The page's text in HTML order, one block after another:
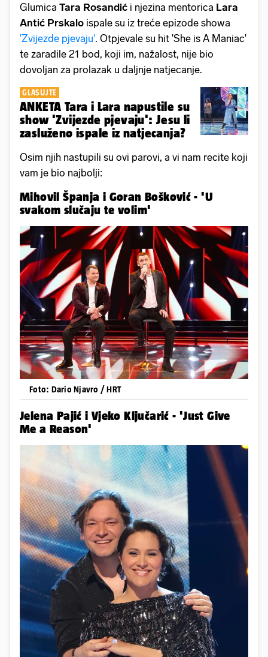
Glumica Tara Rosandić i njezina mentorica Lara
Antić Prskalo ispale su iz treće epizode showa
'Zvijezde pjevaju'. Otpjevale su hit 'She is A Maniac'
te zaradile 21 bod, koji im, nažalost, nije bio
dovoljan za prolazak u daljnje natjecanje.
GLASUJTE
ANKETA Tara i Lara napustile su
show 'Zvijezde pjevaju': Jesu li
zasluženo ispale iz natjecanja?
Osim njih nastupili su ovi parovi, a vi nam recite koji
vam je bio najbolji:
Mihovil Španja i Goran Bošković - 'U
svakom slučaju te volim'
Foto: Dario Njavro / HRT
Jelena Pajić i Vjeko Ključarić - 'Just Give
Me a Reason'